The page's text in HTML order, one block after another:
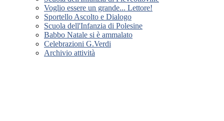
Voglio essere un grande... Lettore!
Sportello Ascolto e Dialogo
Scuola dell'Infanzia di Polesine
Babbo Natale si è ammalato
Celebrazioni G.Verdi
Archivio attività